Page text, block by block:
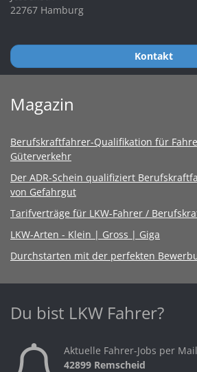
22767 Hamburg
Kontakt
Magazin
Berufskraftfahrer-Qualifikation für
Güterverkehr
Der ADR-Schein qualifiziert
von Gefahrgut
Tarifverträge für LKW-Fahrer /
LKW-Arten - Klein | Gross | Giga
Durchstarten mit der perfekten
Du bist LKW Fahrer?
Aktuelle Fahrer-Jobs per
42899 Remscheid